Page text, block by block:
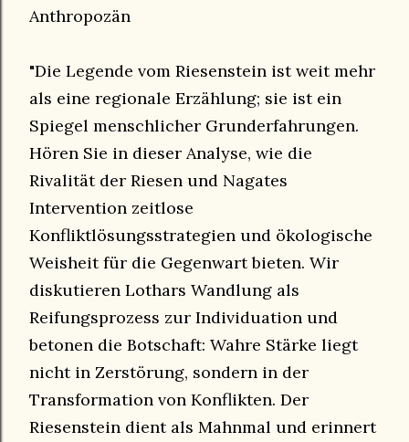
Anthropozän
"Die Legende vom Riesenstein ist weit mehr
als eine regionale Erzählung; sie ist ein
Spiegel menschlicher Grunderfahrungen.
Hören Sie in dieser Analyse, wie die
Rivalität der Riesen und Nagates
Intervention zeitlose
Konfliktlösungsstrategien und ökologische
Weisheit für die Gegenwart bieten. Wir
diskutieren Lothars Wandlung als
Reifungsprozess zur Individuation und
betonen die Botschaft: Wahre Stärke liegt
nicht in Zerstörung, sondern in der
Transformation von Konflikten. Der
Riesenstein dient als Mahnmal und erinnert